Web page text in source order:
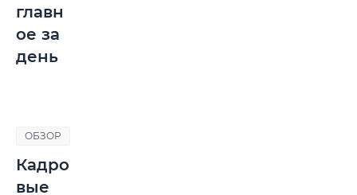
главн
ое за
день
ОБЗОР
Кадро
вые